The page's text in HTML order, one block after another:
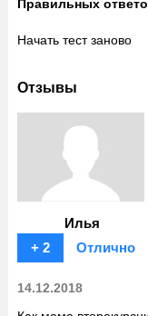
Правильных
Начать тест заново
Отзывы
Илья
+ 2
Отлично
14.12.2018